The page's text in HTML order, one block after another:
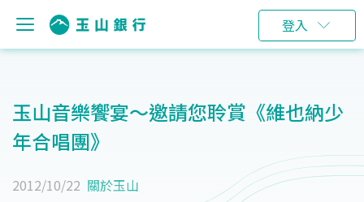
登入
玉山音樂饗宴～邀請您聆賞《維也納少
年合唱團》
2012/10/22 關於玉山